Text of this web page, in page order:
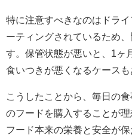
特に注意すべきなのはドラ
ーティングされているため
す。保管状態が悪いと、1ヶ
食いつきが悪くなるケースも
こうしたことから、毎日の
のフードを購入することが
フード本来の栄養と安全が保